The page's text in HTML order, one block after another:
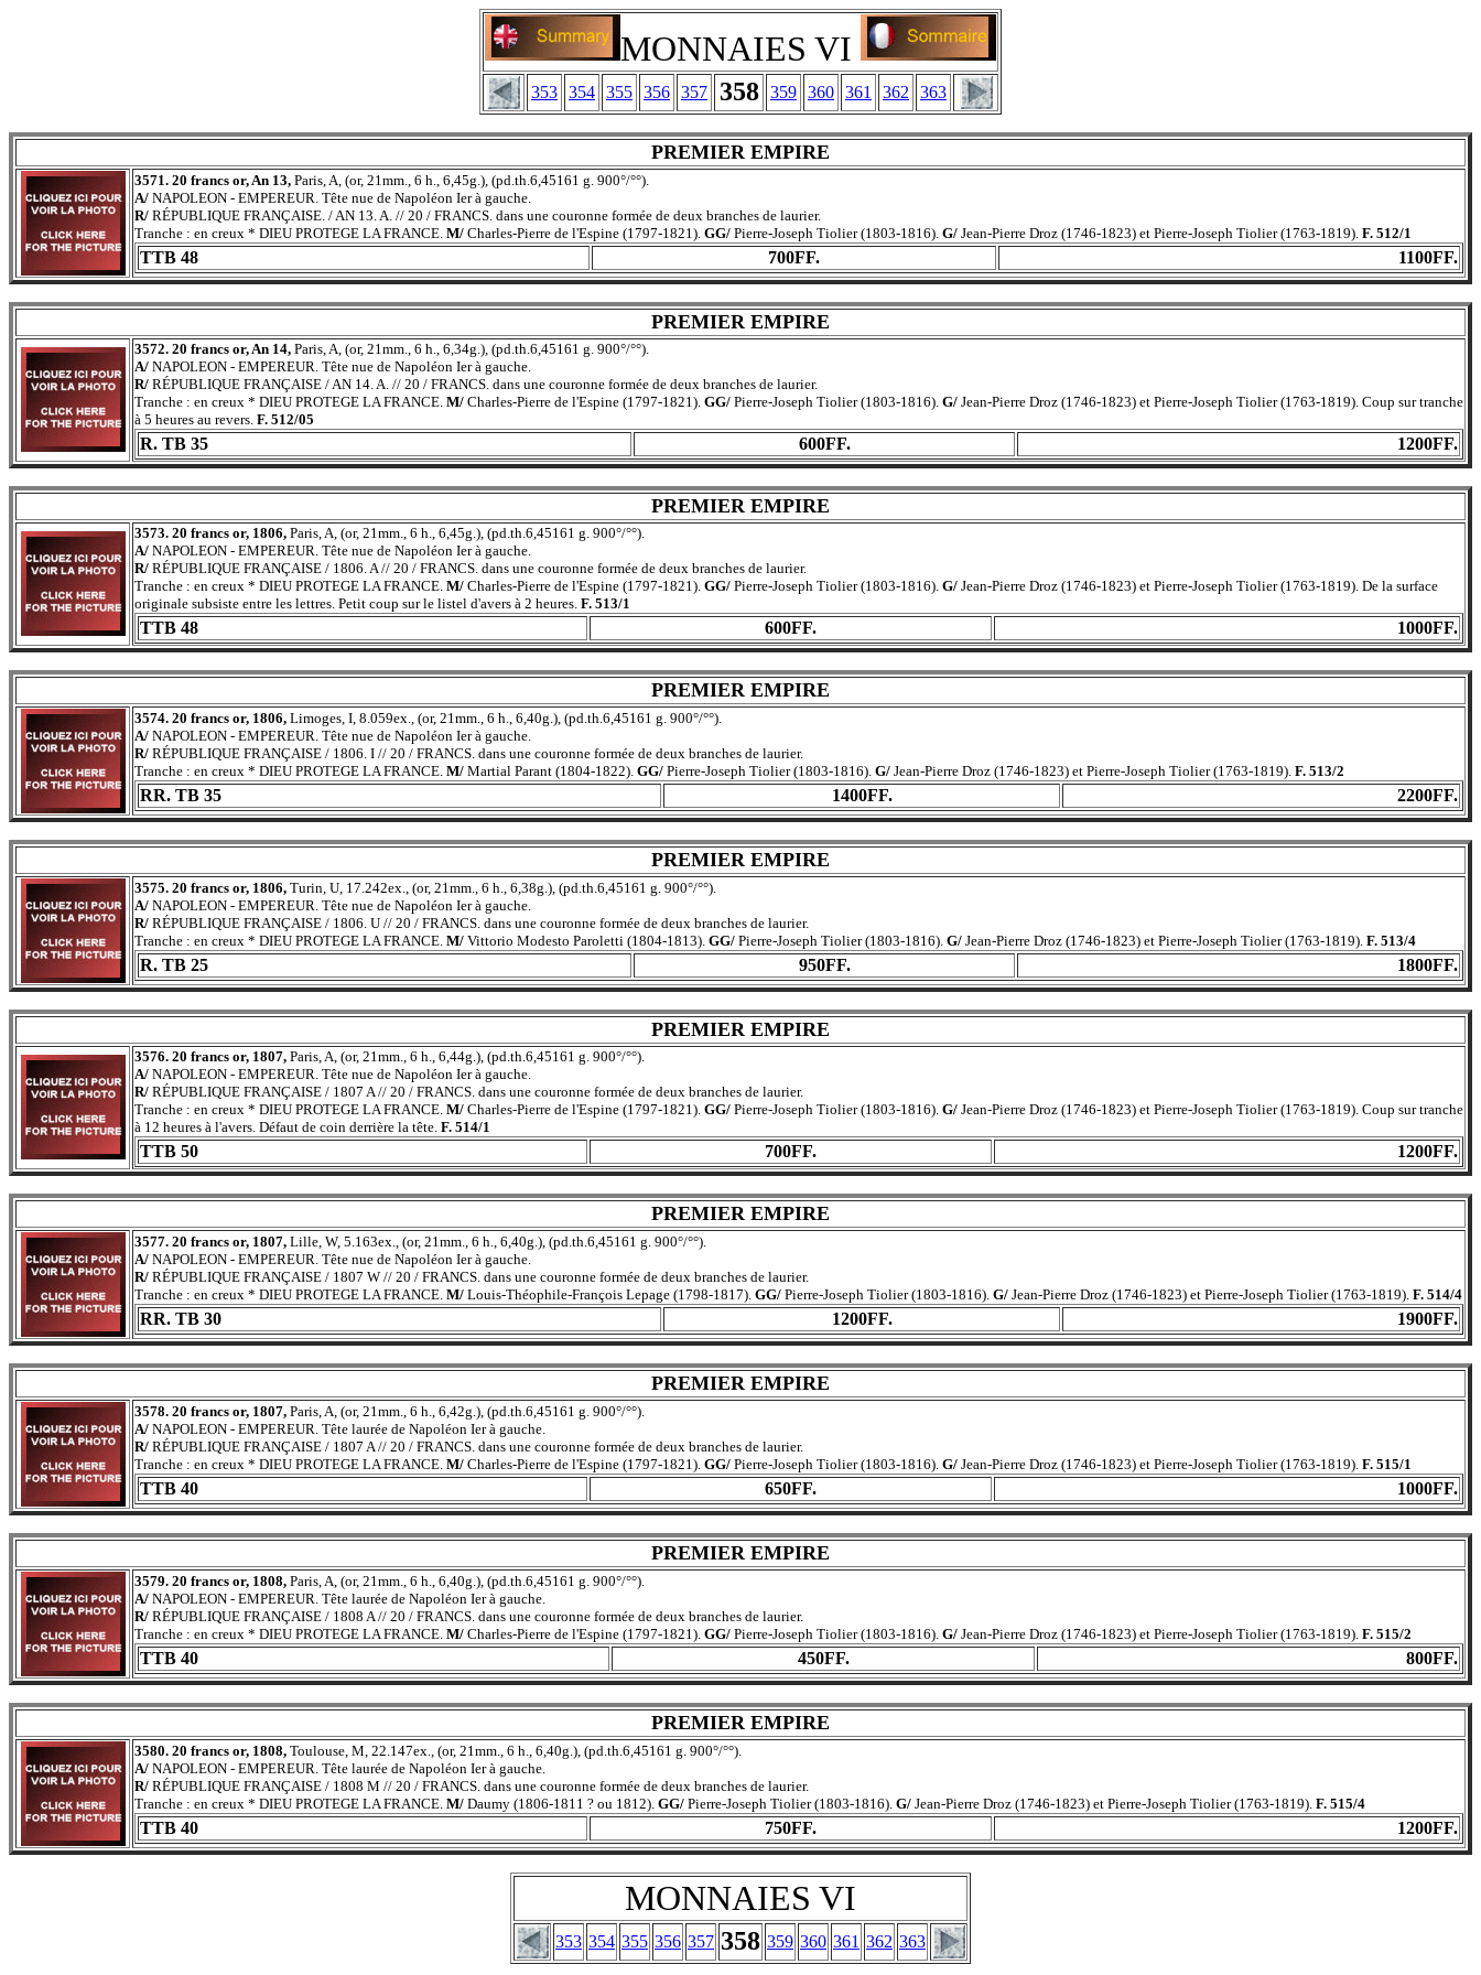
MONNAIES VI
353 354 355 356 357 358 359 360 361 362 363
PREMIER EMPIRE
3571. 20 francs or, An 13, Paris, A, (or, 21mm., 6 h., 6,45g.), (pd.th.6,45161 g. 900°/°°).
A/ NAPOLEON - EMPEREUR. Tête nue de Napoléon Ier à gauche.
R/ RÉPUBLIQUE FRANÇAISE. / AN 13. A. // 20 / FRANCS. dans une couronne formée de deux branches de laurier.
Tranche : en creux * DIEU PROTEGE LA FRANCE. M/ Charles-Pierre de l'Espine (1797-1821). GG/ Pierre-Joseph Tiolier (1803-1816). G/ Jean-Pierre Droz (1746-1823) et Pierre-Joseph Tiolier (1763-1819). F. 512/1
TTB 48 700FF. 1100FF.
PREMIER EMPIRE
3572. 20 francs or, An 14, Paris, A, (or, 21mm., 6 h., 6,34g.), (pd.th.6,45161 g. 900°/°°).
A/ NAPOLEON - EMPEREUR. Tête nue de Napoléon Ier à gauche.
R/ RÉPUBLIQUE FRANÇAISE / AN 14. A. // 20 / FRANCS. dans une couronne formée de deux branches de laurier.
Tranche : en creux * DIEU PROTEGE LA FRANCE. M/ Charles-Pierre de l'Espine (1797-1821). GG/ Pierre-Joseph Tiolier (1803-1816). G/ Jean-Pierre Droz (1746-1823) et Pierre-Joseph Tiolier (1763-1819). Coup sur tranche
à 5 heures au revers. F. 512/05
R. TB 35 600FF. 1200FF.
PREMIER EMPIRE
3573. 20 francs or, 1806, Paris, A, (or, 21mm., 6 h., 6,45g.), (pd.th.6,45161 g. 900°/°°).
A/ NAPOLEON - EMPEREUR. Tête nue de Napoléon Ier à gauche.
R/ RÉPUBLIQUE FRANÇAISE / 1806. A // 20 / FRANCS. dans une couronne formée de deux branches de laurier.
Tranche : en creux * DIEU PROTEGE LA FRANCE. M/ Charles-Pierre de l'Espine (1797-1821). GG/ Pierre-Joseph Tiolier (1803-1816). G/ Jean-Pierre Droz (1746-1823) et Pierre-Joseph Tiolier (1763-1819). De la surface
originale subsiste entre les lettres. Petit coup sur le listel d'avers à 2 heures. F. 513/1
TTB 48 600FF. 1000FF.
PREMIER EMPIRE
3574. 20 francs or, 1806, Limoges, I, 8.059ex., (or, 21mm., 6 h., 6,40g.), (pd.th.6,45161 g. 900°/°°).
A/ NAPOLEON - EMPEREUR. Tête nue de Napoléon Ier à gauche.
R/ RÉPUBLIQUE FRANÇAISE / 1806. I // 20 / FRANCS. dans une couronne formée de deux branches de laurier.
Tranche : en creux * DIEU PROTEGE LA FRANCE. M/ Martial Parant (1804-1822). GG/ Pierre-Joseph Tiolier (1803-1816). G/ Jean-Pierre Droz (1746-1823) et Pierre-Joseph Tiolier (1763-1819). F. 513/2
RR. TB 35 1400FF. 2200FF.
PREMIER EMPIRE
3575. 20 francs or, 1806, Turin, U, 17.242ex., (or, 21mm., 6 h., 6,38g.), (pd.th.6,45161 g. 900°/°°).
A/ NAPOLEON - EMPEREUR. Tête nue de Napoléon Ier à gauche.
R/ RÉPUBLIQUE FRANÇAISE / 1806. U // 20 / FRANCS. dans une couronne formée de deux branches de laurier.
Tranche : en creux * DIEU PROTEGE LA FRANCE. M/ Vittorio Modesto Paroletti (1804-1813). GG/ Pierre-Joseph Tiolier (1803-1816). G/ Jean-Pierre Droz (1746-1823) et Pierre-Joseph Tiolier (1763-1819). F. 513/4
R. TB 25 950FF. 1800FF.
PREMIER EMPIRE
3576. 20 francs or, 1807, Paris, A, (or, 21mm., 6 h., 6,44g.), (pd.th.6,45161 g. 900°/°°).
A/ NAPOLEON - EMPEREUR. Tête nue de Napoléon Ier à gauche.
R/ RÉPUBLIQUE FRANÇAISE / 1807 A // 20 / FRANCS. dans une couronne formée de deux branches de laurier.
Tranche : en creux * DIEU PROTEGE LA FRANCE. M/ Charles-Pierre de l'Espine (1797-1821). GG/ Pierre-Joseph Tiolier (1803-1816). G/ Jean-Pierre Droz (1746-1823) et Pierre-Joseph Tiolier (1763-1819). Coup sur tranche
à 12 heures à l'avers. Défaut de coin derrière la tête. F. 514/1
TTB 50 700FF. 1200FF.
PREMIER EMPIRE
3577. 20 francs or, 1807, Lille, W, 5.163ex., (or, 21mm., 6 h., 6,40g.), (pd.th.6,45161 g. 900°/°°).
A/ NAPOLEON - EMPEREUR. Tête nue de Napoléon Ier à gauche.
R/ RÉPUBLIQUE FRANÇAISE / 1807 W // 20 / FRANCS. dans une couronne formée de deux branches de laurier.
Tranche : en creux * DIEU PROTEGE LA FRANCE. M/ Louis-Théophile-François Lepage (1798-1817). GG/ Pierre-Joseph Tiolier (1803-1816). G/ Jean-Pierre Droz (1746-1823) et Pierre-Joseph Tiolier (1763-1819). F. 514/4
RR. TB 30 1200FF. 1900FF.
PREMIER EMPIRE
3578. 20 francs or, 1807, Paris, A, (or, 21mm., 6 h., 6,42g.), (pd.th.6,45161 g. 900°/°°).
A/ NAPOLEON - EMPEREUR. Tête laurée de Napoléon Ier à gauche.
R/ RÉPUBLIQUE FRANÇAISE / 1807 A // 20 / FRANCS. dans une couronne formée de deux branches de laurier.
Tranche : en creux * DIEU PROTEGE LA FRANCE. M/ Charles-Pierre de l'Espine (1797-1821). GG/ Pierre-Joseph Tiolier (1803-1816). G/ Jean-Pierre Droz (1746-1823) et Pierre-Joseph Tiolier (1763-1819). F. 515/1
TTB 40 650FF. 1000FF.
PREMIER EMPIRE
3579. 20 francs or, 1808, Paris, A, (or, 21mm., 6 h., 6,40g.), (pd.th.6,45161 g. 900°/°°).
A/ NAPOLEON - EMPEREUR. Tête laurée de Napoléon Ier à gauche.
R/ RÉPUBLIQUE FRANÇAISE / 1808 A // 20 / FRANCS. dans une couronne formée de deux branches de laurier.
Tranche : en creux * DIEU PROTEGE LA FRANCE. M/ Charles-Pierre de l'Espine (1797-1821). GG/ Pierre-Joseph Tiolier (1803-1816). G/ Jean-Pierre Droz (1746-1823) et Pierre-Joseph Tiolier (1763-1819). F. 515/2
TTB 40 450FF. 800FF.
PREMIER EMPIRE
3580. 20 francs or, 1808, Toulouse, M, 22.147ex., (or, 21mm., 6 h., 6,40g.), (pd.th.6,45161 g. 900°/°°).
A/ NAPOLEON - EMPEREUR. Tête laurée de Napoléon Ier à gauche.
R/ RÉPUBLIQUE FRANÇAISE / 1808 M // 20 / FRANCS. dans une couronne formée de deux branches de laurier.
Tranche : en creux * DIEU PROTEGE LA FRANCE. M/ Daumy (1806-1811 ? ou 1812). GG/ Pierre-Joseph Tiolier (1803-1816). G/ Jean-Pierre Droz (1746-1823) et Pierre-Joseph Tiolier (1763-1819). F. 515/4
TTB 40 750FF. 1200FF.
MONNAIES VI
353 354 355 356 357 358 359 360 361 362 363